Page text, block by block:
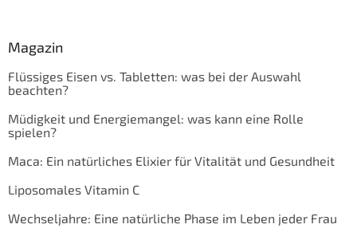
Magazin
Flüssiges Eisen vs. Tabletten: was bei der Auswahl
beachten?
Müdigkeit und Energiemangel: was kann eine Rolle
spielen?
Maca: Ein natürliches Elixier für Vitalität und Gesundheit
Liposomales Vitamin C
Wechseljahre: Eine natürliche Phase im Leben jeder Frau